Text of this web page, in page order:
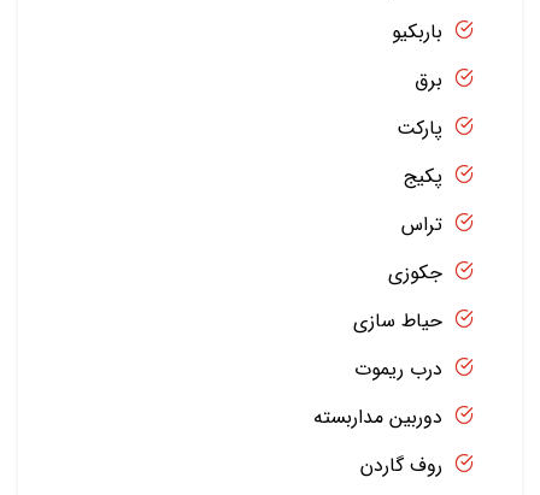
باربکیو
برق
پارکت
پکیج
تراس
جکوزی
حیاط سازی
درب ریموت
دوربین مداربسته
روف گاردن